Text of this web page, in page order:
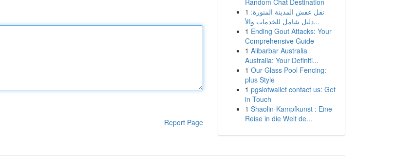
Report Page
Random Chat Destination
1 نقل عفش المدينة المنورة:
دليل شامل للخدمات والأ...
1 Ending Gout Attacks: Your
Comprehensive Guide
1 Alibarbar Australia
Australia: Your Definiti...
1 Our Glass Pool Fencing:
plus Style
1 pgslotwallet contact us: Get
in Touch
1 Shaolin-Kampfkunst : Eine
Reise in die Welt de...